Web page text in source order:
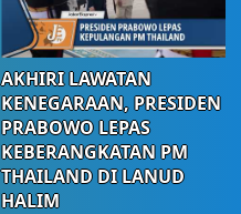
AKHIRI LAWATAN
KENEGARAAN, PRESIDEN
PRABOWO LEPAS
KEBERANGKATAN PM
THAILAND DI LANUD
HALIM